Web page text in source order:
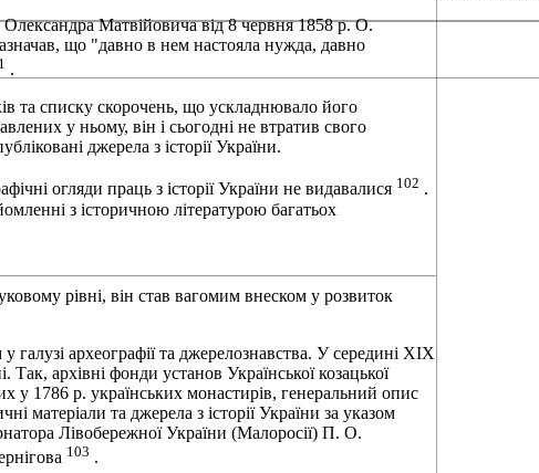
Олександра Матвiйовича вiд 8 червня 1858 р. О.
що "давно в нем настояла нужда, давно
.
списку скорочень, що ускладнювало його
у ньому, вiн i сьогоднi не втратив свого
джерела з iсторiї України.
огляди праць з iсторiї України не видавалися 102 .
з iсторичною лiтературою багатьох
рiвнi, вiн став вагомим внеском у розвиток
археографiї та джерелознавства. У серединi XIX
Так, архiвнi фонди установ Української козацької
1786 р. українських монастирiв, генеральний опис
матерiали та джерела з iсторiї України за указом
Лiвобережної України (Малоросiї) П. О.
103 .